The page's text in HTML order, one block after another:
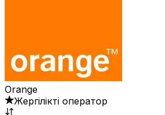
Orange
Жергілікті оператор